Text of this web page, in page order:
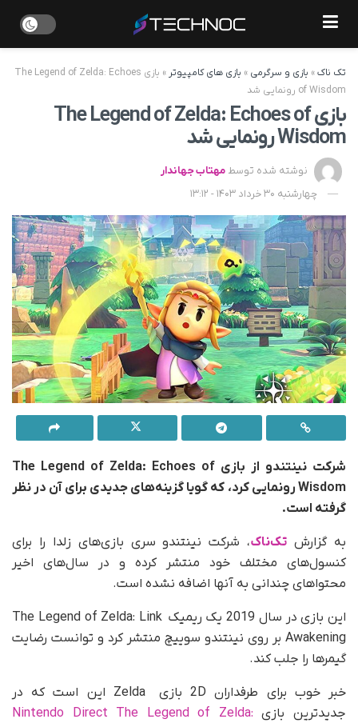
تک ناک» بازی و سرگرمی » بازی های کامپیوتر »
بازی The Legend of Zelda: Echoes
of Wisdom رونمایی شد
بازی The Legend of Zelda: Echoes of
Wisdom رونمایی شد
نوشته شده توسط مهتاب جهاندار
چهارشنبه 30 خرداد 1403 - 13:12
شرکت نینتندو از بازی The Legend of Zelda: Echoes of
Wisdom رونمایی کرد، که گویا گزینه‌های جدیدی برای آن در نظر
گرفته است.
به گزارش تک‌ناک، شرکت نینتندو سری بازی‌های زلدا را برای
کنسول‌های مختلف خود منتشر کرده‌ و در سال‌های اخیر
محتواهای چندانی به آنها اضافه نشده است.
این بازی در سال 2019 یک ریمیک The Legend of Zelda: Link
Awakening بر روی نینتندو سوییچ منتشر کرد و توانست رضایت
گیمرها را جلب کند.
خبر خوب برای طرفداران 2D بازی Zelda این است که در
جدیدترین بازی Nintendo Direct The Legend of Zelda: